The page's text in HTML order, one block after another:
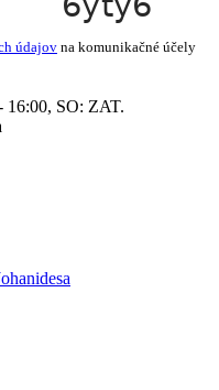
údajov na komunikačné účely
16:00, SO: ZAT.